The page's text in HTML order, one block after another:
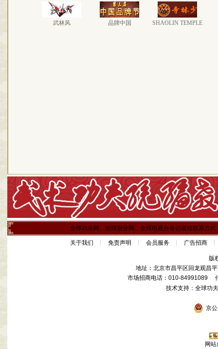
武林风 品牌中国 SHAOLIN TEMPLE
全球功夫网、全球创业网、全球电视台各记者站联系方式
关于我们 免责声明 会员服务 广告招商
版
地址：北京市昌平区回龙观昌
市场招商电话：010-84991089
技术支持：全球
京公
网